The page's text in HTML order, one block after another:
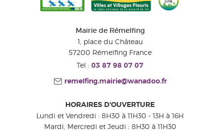
Mairie de Rémelfing
1, place du Château
57200 Rémelfing France
Tel : 03 87 98 07 07
remelfing.mairie@wanadoo.fr
HORAIRES D'OUVERTURE
Lundi et Vendredi : 8H30 à 11H30 - 13H à 16H
Mardi, Mercredi et Jeudi : 8H30 à 11H30